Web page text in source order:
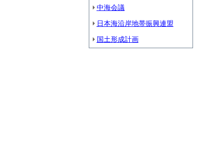
中海会議
日本海沿岸地帯振興連盟
国土形成計画